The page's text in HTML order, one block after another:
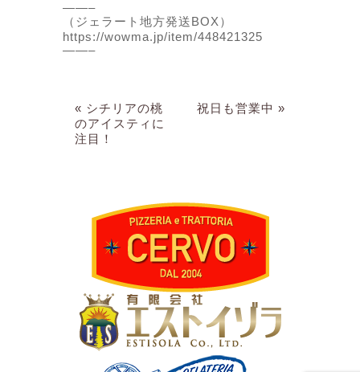
——–
（ジェラート地方発送BOX）
https://wowma.jp/item/448421325
——–
« シチリアの桃
のアイスティに
注目！
祝日も営業中 »